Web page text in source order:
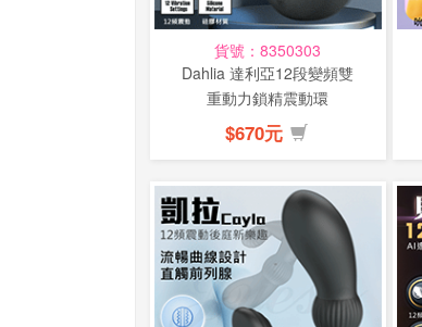
貨號：8350303
Dahlia 達利亞12段變頻雙
重動力鎖精震動環
$670元